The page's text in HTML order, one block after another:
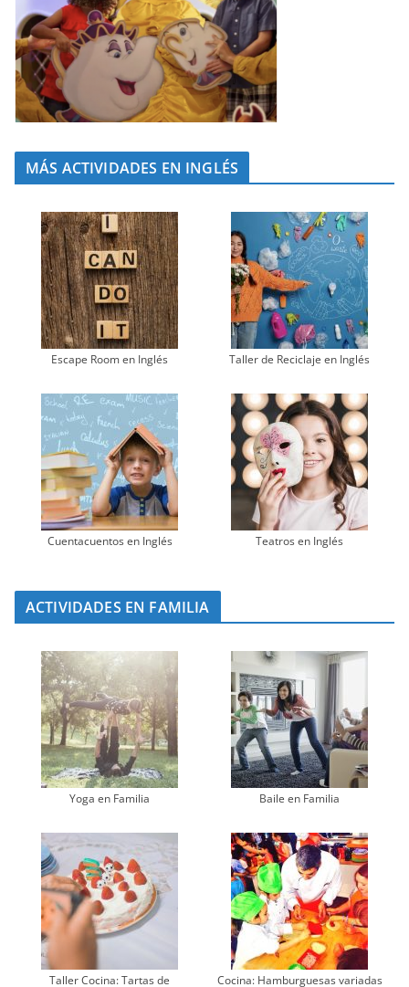
MÁS ACTIVIDADES EN INGLÉS
Escape Room en Inglés Taller de Reciclaje en Inglés
Cuentacuentos en Inglés Teatros en Inglés
ACTIVIDADES EN FAMILIA
Yoga en Familia Baile en Familia
Taller Cocina: Tartas de
Cocina: Hamburguesas variadas